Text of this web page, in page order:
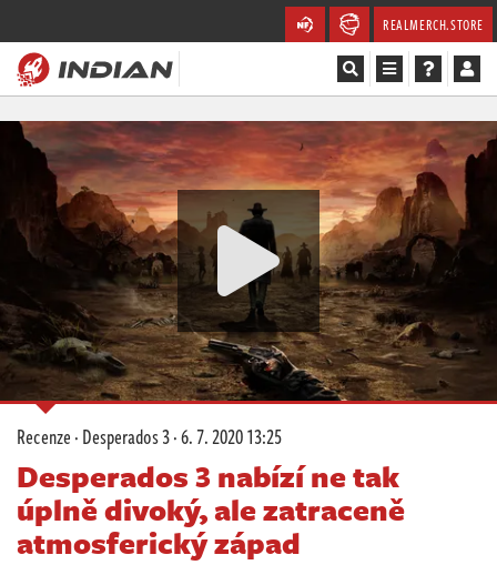
REALMERCH.STORE
Magazín
Recenze
Videa
Soutěže
Databáze
Komunita
Redakce
Živě
Recenze·Desperados 3·6. 7. 2020 13:25
Desperados 3 nabízí ne tak
úplně divoký, ale zatraceně
atmosferický západ